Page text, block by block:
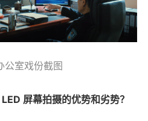
室戏份截图
屏幕拍摄的优势和劣势？